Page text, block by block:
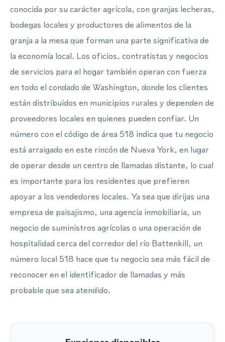
conocida por su carácter agrícola, con granjas lecheras,
bodegas locales y productores de alimentos de la
granja a la mesa que forman una parte significativa de
la economía local. Los oficios, contratistas y negocios
de servicios para el hogar también operan con fuerza
en todo el condado de Washington, donde los clientes
están distribuidos en municipios rurales y dependen de
proveedores locales en quienes pueden confiar. Un
número con el código de área 518 indica que tu negocio
está arraigado en este rincón de Nueva York, en lugar
de operar desde un centro de llamadas distante, lo cual
es importante para los residentes que prefieren
apoyar a los vendedores locales. Ya sea que dirijas una
empresa de paisajismo, una agencia inmobiliaria, un
negocio de suministros agrícolas o una operación de
hospitalidad cerca del corredor del río Battenkill, un
número local 518 hace que tu negocio sea más fácil de
reconocer en el identificador de llamadas y más
probable que sea atendido.